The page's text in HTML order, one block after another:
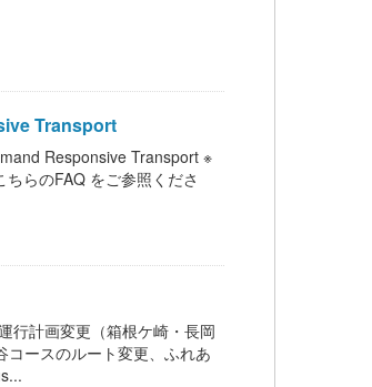
Transport
Responsive Transport ※
らのFAQ をご参照くださ
行計画変更（箱根ケ崎・長岡
コースのルート変更、ふれあ